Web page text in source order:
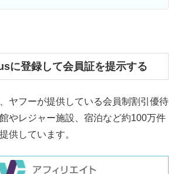
に登録して会員証を提示する
ヤフーが提供している会員制割引優待
やレジャー施設、宿泊など約100万件
供しています。